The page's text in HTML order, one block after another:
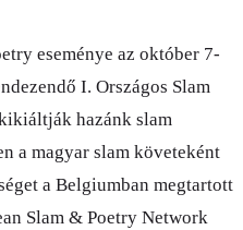
eseménye az október 7-
I. Országos Slam
hazánk slam
a magyar slam követeként
a Belgiumban megtartott
Slam & Poetry Network